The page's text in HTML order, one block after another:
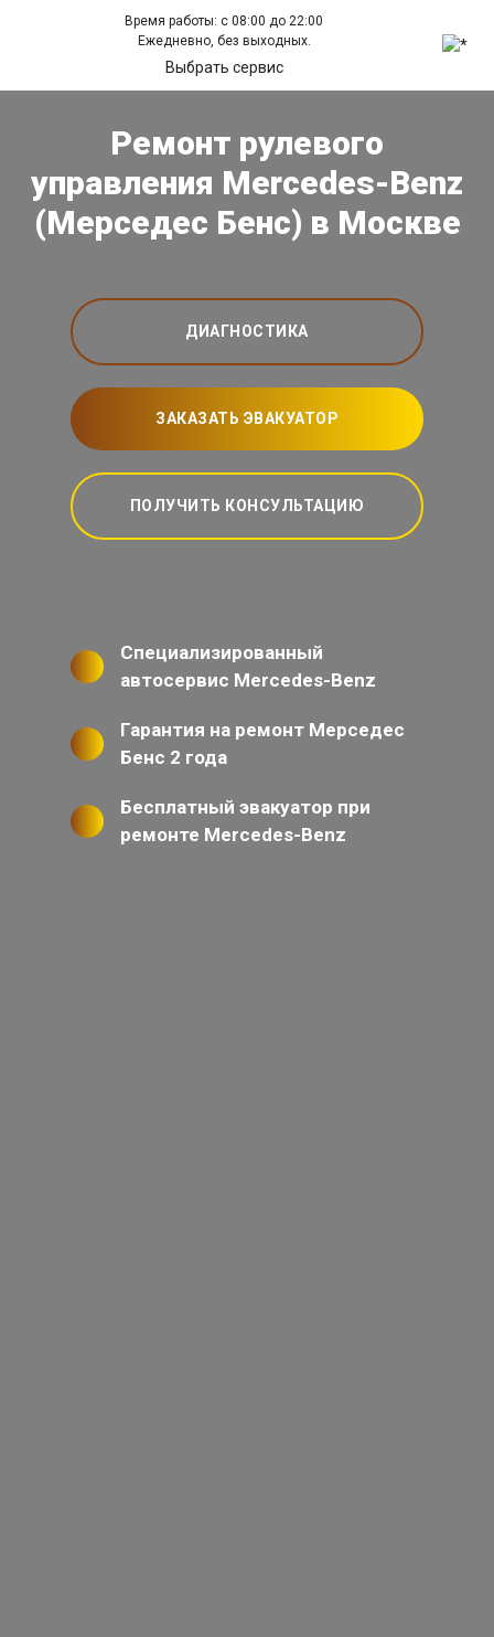
Время работы: с 08:00 до 22:00
Ежедневно, без выходных.
Выбрать сервис
Ремонт рулевого
управления Mercedes-Benz
(Мерседес Бенс) в Москве
ДИАГНОСТИКА
ЗАКАЗАТЬ ЭВАКУАТОР
ПОЛУЧИТЬ КОНСУЛЬТАЦИЮ
Специализированный
автосервис Mercedes-Benz
Гарантия на ремонт Мерседес
Бенс 2 года
Бесплатный эвакуатор при
ремонте Mercedes-Benz